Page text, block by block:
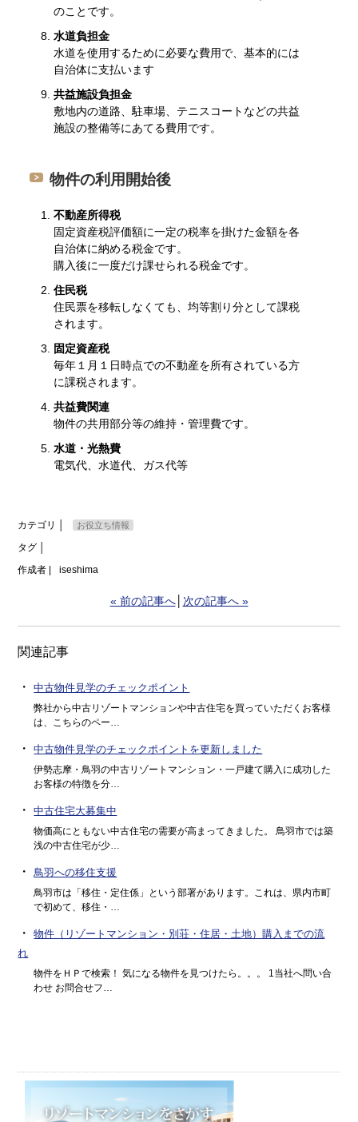
のことです。
水道負担金
水道を使用するために必要な費用で、基本的には
自治体に支払います
共益施設負担金
敷地内の道路、駐車場、テニスコートなどの共益
施設の整備等にあてる費用です。
物件の利用開始後
不動産所得税
固定資産税評価額に一定の税率を掛けた金額を各
自治体に納める税金です。
購入後に一度だけ課せられる税金です。
住民税
住民票を移転しなくても、均等割り分として課税
されます。
固定資産税
毎年１月１日時点での不動産を所有されている方
に課税されます。
共益費関連
物件の共用部分等の維持・管理費です。
水道・光熱費
電気代、水道代、ガス代等
カテゴリ │ お役立ち情報
タグ │
作成者 |
iseshima
« 前の記事へ│ 次の記事へ »
関連記事
・中古物件見学のチェックポイント
弊社から中古リゾートマンションや中古住宅を買っていただくお客様
は、こちらのペー…
・中古物件見学のチェックポイントを更新しました
伊勢志摩・鳥羽の中古リゾートマンション・一戸建て購入に成功した
お客様の特徴を分…
・中古住宅大募集中
物価高にともない中古住宅の需要が高まってきました。 鳥羽市では築
浅の中古住宅が少…
・ 鳥羽への移住支援
鳥羽市は「移住・定住係」という部署があります。これは、県内市町
で初めて、移住・…
・物件（リゾートマンション・別荘・住居・土地）購入までの流
れ
物件をＨＰで検索！ 気になる物件を見つけたら。。。 1当社へ問い合
わせ お問合せフ…